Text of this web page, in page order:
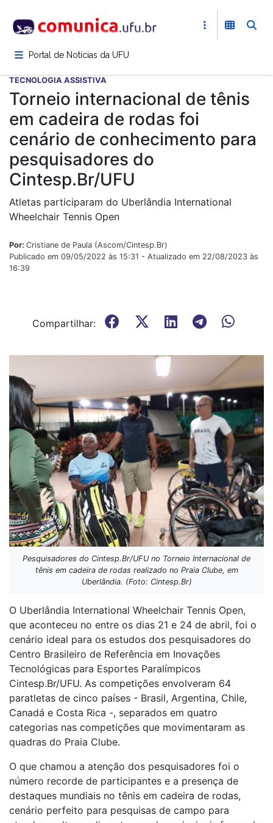
para
conteúdoPortal de Notícias da UFU
TECNOLOGIA ASSISTIVA
Torneio internacional de tênis
em cadeira de rodas foi
cenário de conhecimento para
pesquisadores do
Cintesp.Br/UFU
Atletas participaram do Uberlândia International
Wheelchair Tennis Open
Por: Cristiane de Paula (Ascom/Cintesp.Br)
Publicado em 09/05/2022 às 15:31 - Atualizado em 22/08/2023 às
16:39
Compartilhar:
Pesquisadores do Cintesp.Br/UFU no Torneio Internacional de
tênis em cadeira de rodas realizado no Praia Clube, em
Uberlândia. (Foto: Cintesp.Br)
O Uberlândia International Wheelchair Tennis Open,
que aconteceu no entre os dias 21 e 24 de abril, foi o
cenário ideal para os estudos dos pesquisadores do
Centro Brasileiro de Referência em Inovações
Tecnológicas para Esportes Paralímpicos
Cintesp.Br/UFU. As competições envolveram 64
paratletas de cinco países - Brasil, Argentina, Chile,
Canadá e Costa Rica -, separados em quatro
categorias nas competições que movimentaram as
quadras do Praia Clube.
O que chamou a atenção dos pesquisadores foi o
número recorde de participantes e a presença de
destaques mundiais no tênis em cadeira de rodas,
cenário perfeito para pesquisas de campo para